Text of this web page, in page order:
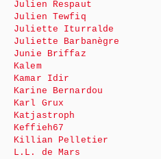
Julien Respaut
Julien Tewfiq
Juliette Iturralde
Juliette Barbanègre
Junie Briffaz
Kalem
Kamar Idir
Karine Bernardou
Karl Grux
Katjastroph
Keffieh67
Killian Pelletier
L.L. de Mars